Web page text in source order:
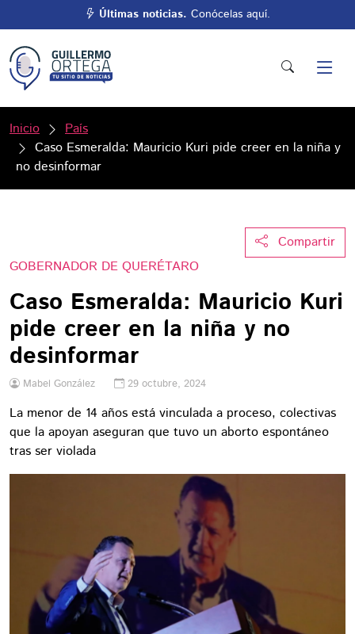
Últimas noticias. Conócelas aquí.
Inicio
País
Caso Esmeralda: Mauricio Kuri pide creer en la niña y
no desinformar
Compartir
GOBERNADOR DE QUERÉTARO
Caso Esmeralda: Mauricio Kuri
pide creer en la niña y no
desinformar
Mabel González 29 octubre, 2024
La menor de 14 años está vinculada a proceso, colectivas
que la apoyan aseguran que tuvo un aborto espontáneo
tras ser violada